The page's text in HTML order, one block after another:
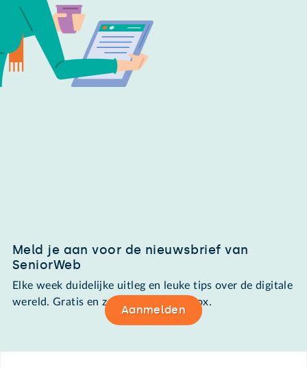
Meld je aan voor de nieuwsbrief van
SeniorWeb
Elke week duidelijke uitleg en leuke tips over de digitale
wereld. Gratis en zomaar in de mailbox.
Aanmelden